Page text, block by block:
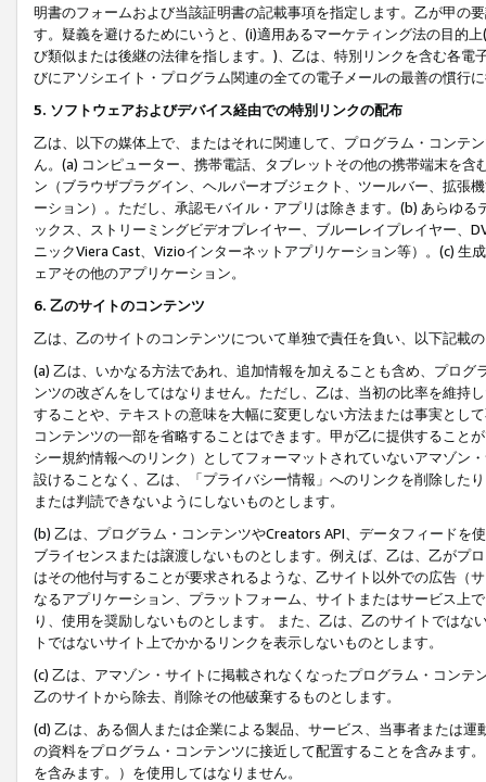
明書のフォームおよび当該証明書の記載事項を指定します。乙が甲の
す。疑義を避けるためにいうと、(i)適用あるマーケティング法の目的
び類似または後継の法律を指します。)、乙は、特別リンクを含む各
びにアソシエイト・プログラム関連の全ての電子メールの最善の慣行
5. ソフトウェアおよびデバイス経由での特別リンクの配布
乙は、以下の媒体上で、またはそれに関連して、プログラム・コンテ
ん。(a) コンピューター、携帯電話、タブレットその他の携帯端末を
ン（ブラウザプラグイン、ヘルパーオブジェクト、ツールバー、拡張
ーション）。ただし、承認モバイル・アプリは除きます。(b) あらゆ
ックス、ストリーミングビデオプレイヤー、ブルーレイプレイヤー、
ニックViera Cast、Vizioインターネットアプリケーション等）。(c)
ェアその他のアプリケーション。
6. 乙のサイトのコンテンツ
乙は、乙のサイトのコンテンツについて単独で責任を負い、以下記載
(a) 乙は、いかなる方法であれ、追加情報を加えることも含め、プロ
ンツの改ざんをしてはなりません。ただし、乙は、当初の比率を維持
することや、テキストの意味を大幅に変更しない方法または事実とし
コンテンツの一部を省略することはできます。甲が乙に提供すること
シー規約情報へのリンク）としてフォーマットされていないアマゾン
設けることなく、乙は、「プライバシー情報」へのリンクを削除した
または判読できないようにしないものとします。
(b) 乙は、プログラム・コンテンツやCreators API、データフィード
ブライセンスまたは譲渡しないものとします。例えば、乙は、乙がプ
はその他付与することが要求されるような、乙サイト以外での広告（
なるアプリケーション、プラットフォーム、サイトまたはサービス上
り、使用を奨励しないものとします。 また、乙は、乙のサイトでは
トではないサイト上でかかるリンクを表示しないものとします。
(c) 乙は、アマゾン・サイトに掲載されなくなったプログラム・コン
乙のサイトから除去、削除その他破棄するものとします。
(d) 乙は、ある個人または企業による製品、サービス、当事者または
の資料をプログラム・コンテンツに接近して配置することを含みます
を含みます。）を使用してはなりません。